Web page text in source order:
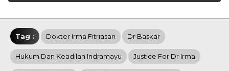
Tag : Dokter Irma Fitriasari Dr Baskar
Hukum Dan Keadilan Indramayu Justice For Dr Irma